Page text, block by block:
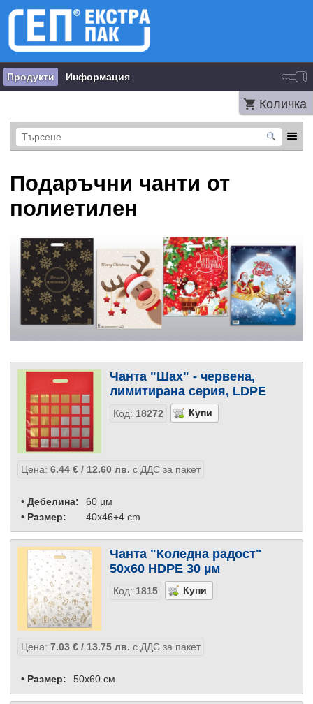
Продукти Информация
Количка
Подаръчни чанти от
полиетилен
Чанта "Шах" - червена,
лимитирана серия, LDPE
Код: 18272
Цена: 6.44 €/ 12.60 лв. с ДДС за пакет
• Дебелина:
60 µм
• Размер:
40х46+4 cm
Чанта "Коледна радост"
50х60 HDPE 30 µм
Код: 1815
Цена: 7.03 €/ 13.75 лв. с ДДС за пакет
• Размер: 50x60 см